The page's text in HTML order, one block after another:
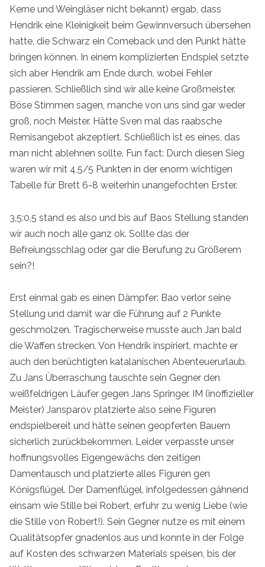
Kerne und Weingläser nicht bekannt) ergab, dass
Hendrik eine Kleinigkeit beim Gewinnversuch übersehen
hatte, die Schwarz ein Comeback und den Punkt hätte
bringen können. In einem komplizierten Endspiel setzte
sich aber Hendrik am Ende durch, wobei Fehler
passieren. Schließlich sind wir alle keine Großmeister.
Böse Stimmen sagen, manche von uns sind gar weder
groß, noch Meister. Hätte Sven mal das raabsche
Remisangebot akzeptiert. Schließlich ist es eines, das
man nicht ablehnen sollte. Fun fact: Durch diesen Sieg
waren wir mit 4,5/5 Punkten in der enorm wichtigen
Tabelle für Brett 6-8 weiterhin unangefochten Erster.
3,5:0,5 stand es also und bis auf Baos Stellung standen
wir auch noch alle ganz ok. Sollte das der
Befreiungsschlag oder gar die Berufung zu Größerem
sein?!
Erst einmal gab es einen Dämpfer: Bao verlor seine
Stellung und damit war die Führung auf 2 Punkte
geschmolzen. Tragischerweise musste auch Jan bald
die Waffen strecken. Von Hendrik inspiriert, machte er
auch den berüchtigten katalanischen Abenteuerurlaub.
Zu Jans Überraschung tauschte sein Gegner den
weißfeldrigen Läufer gegen Jans Springer. IM (inoffizieller
Meister) Jansparov platzierte also seine Figuren
endspielbereit und hätte seinen geopferten Bauern
sicherlich zurückbekommen. Leider verpasste unser
hoffnungsvolles Eigengewächs den zeitigen
Damentausch und platzierte alles Figuren gen
Königsflügel. Der Damenflügel, infolgedessen gähnend
einsam wie Stille bei Robert, erfuhr zu wenig Liebe (wie
die Stille von Robert!). Sein Gegner nutze es mit einem
Qualitätsopfer gnadenlos aus und konnte in der Folge
auf Kosten des schwarzen Materials speisen, bis der